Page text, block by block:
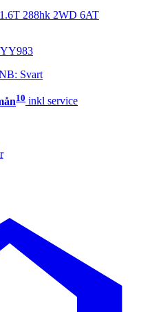
1.6T 288hk 2WD 6AT
Svart
10 inkl service